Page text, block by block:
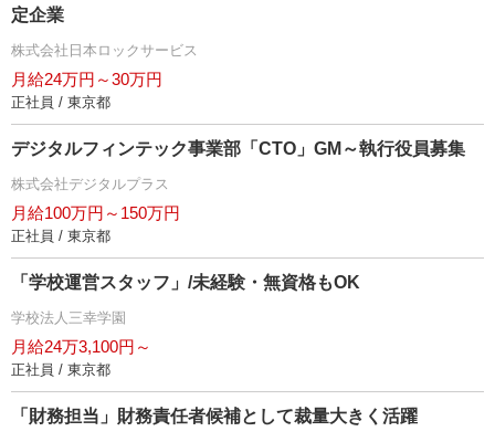
定企業
株式会社日本ロックサービス
月給24万円～30万円
正社員 / 東京都
デジタルフィンテック事業部「CTO」GM～執行役員募集
株式会社デジタルプラス
月給100万円～150万円
正社員 / 東京都
「学校運営スタッフ」/未経験・無資格もOK
学校法人三幸学園
月給24万3,100円～
正社員 / 東京都
「財務担当」財務責任者候補として裁量大きく活躍